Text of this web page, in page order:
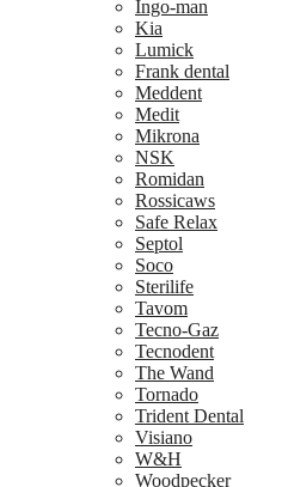
Ingo-man
Kia
Lumick
Frank dental
Meddent
Medit
Mikrona
NSK
Romidan
Rossicaws
Safe Relax
Septol
Soco
Sterilife
Tavom
Tecno-Gaz
Tecnodent
The Wand
Tornado
Trident Dental
Visiano
W&H
Woodpecker